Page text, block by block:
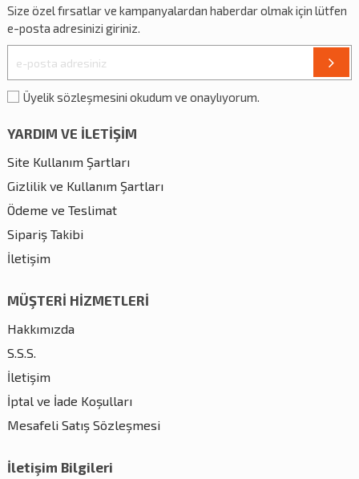
Size özelfırsatlarve kampanyalardan haberdar olmak için lütfen
e-posta adresinizi giriniz.
Üyelik sözleşmesini okudum ve onaylıyorum.
YARDIM VE İLETİŞİM
Site Kullanım Şartları
Gizlilik ve Kullanım Şartları
Ödeme ve Teslimat
Sipariş Takibi
İletişim
MÜŞTERİ HİZMETLERİ
Hakkımızda
S.S.S.
İletişim
İptal ve İade Koşulları
Mesafeli Satış Sözleşmesi
İletişim Bilgileri